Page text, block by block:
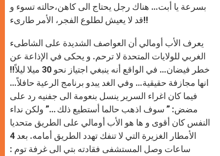
بسرعة يا أبت… هناك رجل يحتاج الى كاهن،حالته تسوء و
قد لا يعيش لطلوع الفجر، الأمر طارىء!!
يعرف الأب أومالي أن العواصف الشديدة على الشاطىء
الغربي للولايات المتحدة لا ترحم. و يحكى في الإذاعة عن
خطر فيضان… في الواقع أنه ينبغي اجتياز نحو 30 ميلا ليلاً!!
انها مجازفة حقيقية… وفي الغد يبدو برنامج الرعية حافلاً…
فيما كان اغراء السرير ينسل بنعومة الى جفنيه رد على
مضض: ” سوف اذهب حالما أستطيع ذلك …” ولكن نداء
النفس كان أقوى و ها هو الأب أومالي على الطريق متحديا
الأمطار الغزيرة التي لا تنفك تهدد الطريق أمامه. بعد 4
ساعات وصل المستشفى فقادته بتي الى غرفة توم :